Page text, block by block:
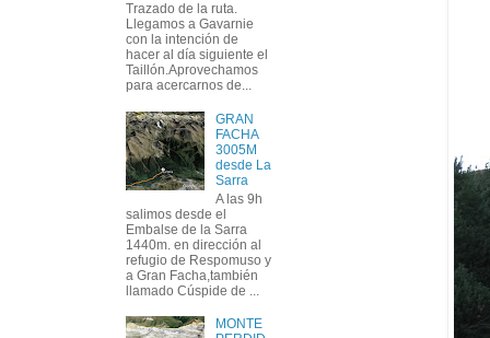
Trazado de la ruta.
Llegamos a Gavarnie
con la intención de
hacer al día siguiente el
Taillón.Aprovechamos
para acercarnos de...
GRAN
FACHA
3005M
desde La
Sarra
A las 9h
salimos desde el
Embalse de la Sarra
1440m. en dirección al
refugio de Respomuso y
a Gran Facha,también
llamado Cúspide de ...
MONTE